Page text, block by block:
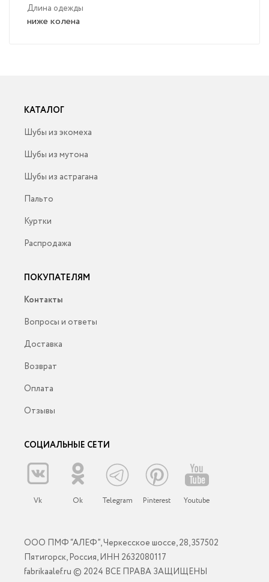
Длина одежды
ниже колена
КАТАЛОГ
Шубы из экомеха
Шубы из мутона
Шубы из астрагана
Пальто
Куртки
Распродажа
ПОКУПАТЕЛЯМ
Контакты
Вопросы и ответы
Доставка
Возврат
Оплата
Отзывы
СОЦИАЛЬНЫЕ СЕТИ
Vk Ok Telegram Pinterest Youtube
ООО ПМФ “АЛЕФ”, Черкесское шоссе, 28, 357502
Пятигорск, Россия, ИНН 2632080117
fabrikaalef.ru © 2024 ВСЕ ПРАВА ЗАЩИЩЕНЫ